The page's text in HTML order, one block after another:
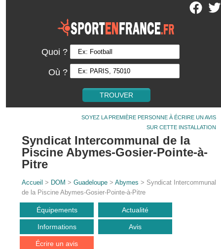
Quoi ?
Où ?
SOYEZ LA PREMIÈRE PERSONNE À ÉCRIRE UN AVIS
SUR CETTE INSTALLATION
Syndicat Intercommunal de la
Piscine Abymes-Gosier-Pointe-à-
Pitre
Accueil > DOM >Guadeloupe >Abymes > Syndicat Intercommunal
de la Piscine Abymes-Gosier-Pointe-à-Pitre
Équipements Actualité
Informations Avis
Écrire un avis